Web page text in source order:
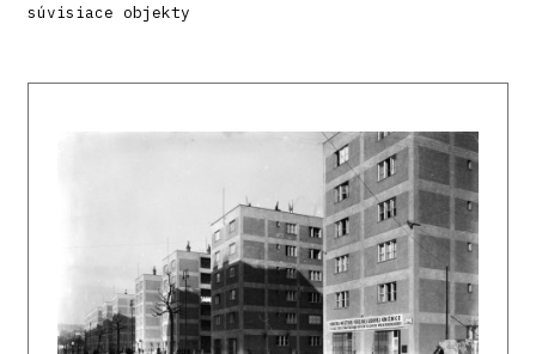
jedálne a určovala exponované nárožie budovy.
stĺpik v nároží a vyľahčilo sa celkové
spôsob vetrania centrálnej časti dispozície
bytov, kde sa vzduch dostával prostredníctvom
vzduchového kanála vedeného v strope. Aj na
tejto vile použili architekti oceľobetónový
skelet, ktorý dopĺňalo tehlové murivo a plochá
strecha so strešnou terasou. Vila Sidónie
Steinovej patril v čase svojho vzniku k
najluxusnejším bytovým domom v meste. Po
prijatí protižidovských zákonov prešla budova
do vlastníctva mesta a neskôr sa spomína ako
súvisiace objekty